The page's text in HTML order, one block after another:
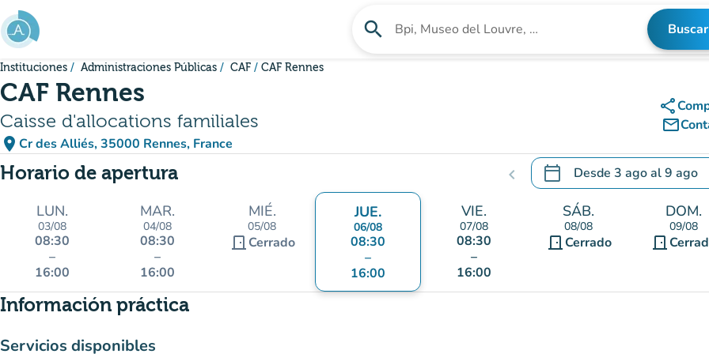
Ir al contenido principal
search Buscar un establecimiento Buscar
Instituciones Administraciones Públicas CAF CAF Rennes
CAF Rennes
Caisse d'allocations familiales
place Cr des Alliés, 35000 Rennes, France
(abrir en Google Maps)
(nueva pestaña)
share
mail_outline
Horario de apertura chevron_left calendar_today Desde 3 agoal9 ago
.Abra el calendario para
LUN.
03/08
08:30
–
16:00
MAR.
04/08
08:30
–
16:00
MIÉ.
05/08
door_front Cerrado
JUE.
06/08
08:30
–
16:00
VIE.
07/08
08:30
–
16:00
SÁB.
08/08
door_front Cerrado
DOM.
09/08
door_front
Información práctica
Servicios disponibles